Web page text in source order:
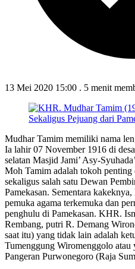
13 Mei 2020 15:00 . 5 menit
Mudhar Tamim memiliki nama
Ia lahir 07 November 1916 di
selatan Masjid Jami’ Asy-
Moh Tamim adalah tokoh
sekaligus salah satu Dewan
Pamekasan. Sementara
pemuka agama terkemuka dan
penghulu di Pamekasan. KHR.
Rembang, putri R. Demang
saat itu) yang tidak lain adalah
Tumenggung Wiromenggolo atau
Pangeran Purwonegoro (Raja